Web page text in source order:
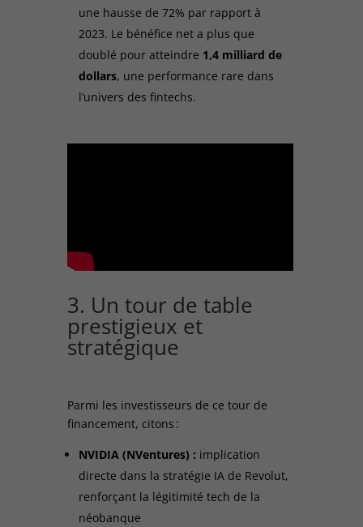
une hausse de 72% par rapport à
2023. Le bénéfice net a plus que
doublé pour atteindre 1,4 milliard de
dollars, une performance rare dans
l’univers des fintechs.​
3. Un tour de table
prestigieux et
stratégique
Parmi les investisseurs de ce tour de
financement, citons :
NVIDIA (NVentures) : implication
directe dans la stratégie IA de Revolut,
renforçant la légitimité tech de la
néobanque